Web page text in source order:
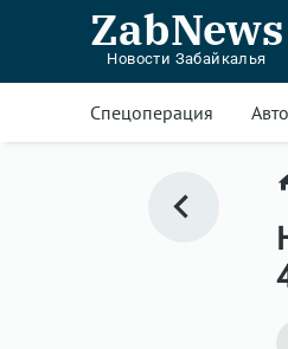
ZabNews
Новости Забайкалья
Спецоперация Авто